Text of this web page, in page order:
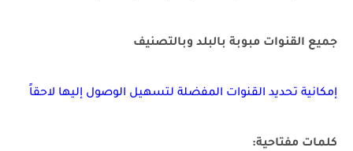
جميع القنوات مبوبة بالبلد وبالتصنيف
إمكانية تحديد القنوات المفضلة لتسهيل الوصول إليها لاحقاً
كلمات مفتاحية: